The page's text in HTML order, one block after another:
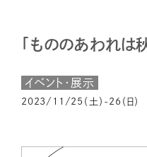
「もののあわれは
イベント・展示
2023/11/25（土）-26（日）